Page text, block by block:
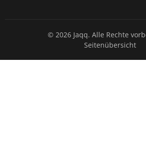
© 2026 Jaqq. Alle Rechte
Seitenübersicht